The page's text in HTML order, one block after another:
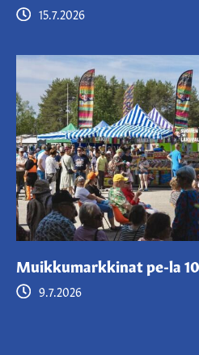
15.7.2026
9.7.2026
Muikkumarkkinat pe-la